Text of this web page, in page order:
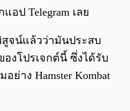
อป Telegram เลย
สูจน์แล้วว่ามันประสบ
องโปรเจกต์นี้ ซึ่งได้รับ
ย่าง Hamster Kombat